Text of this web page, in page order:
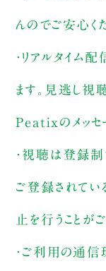
んのでご安心く
・リアルタイム
ます。見逃し視
Peatixのメッセ
・視聴は登録制
ご登録されてい
止を行うことが
・ご利用の通